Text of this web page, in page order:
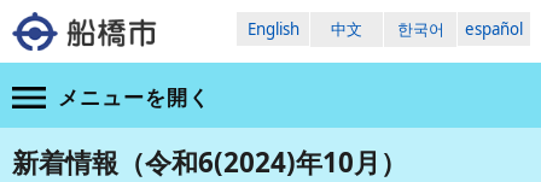
English 中文 한국어 español
メニューを開く
新着情報（令和6(2024)年10月）